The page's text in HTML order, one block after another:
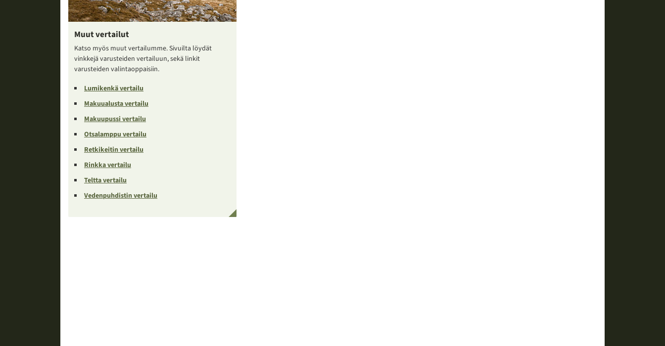
Muut vertailut
Katso myös muut vertailumme. Sivuilta löydät
vinkkejä varusteiden vertailuun, sekä linkit
varusteiden valintaoppaisiin.
Lumikenkä vertailu
Makuualusta vertailu
Makuupussi vertailu
Otsalamppu vertailu
Retkikeitin vertailu
Rinkka vertailu
Teltta vertailu
Vedenpuhdistin vertailu